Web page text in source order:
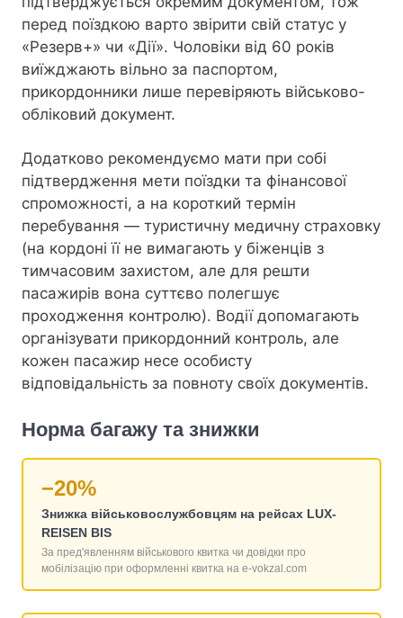
перед поїздкою варто звірити свій статус у
«Резерв+» чи «Дії». Чоловіки від 60 років
виїжджають вільно за паспортом,
прикордонники лише перевіряють військово-
обліковий документ.
Додатково рекомендуємо мати при собі
підтвердження мети поїздки та фінансової
спроможності, а на короткий термін
перебування — туристичну медичну страховку
(на кордоні її не вимагають у біженців з
тимчасовим захистом, але для решти
пасажирів вона суттєво полегшує
проходження контролю). Водії допомагають
організувати прикордонний контроль, але
кожен пасажир несе особисту
відповідальність за повноту своїх документів.
Норма багажу та знижки
−20%
Знижка військовослужбовцям на рейсах LUX-
REISEN BIS
За пред'явленням військового квитка чи довідки про
мобілізацію при оформленні квитка на e-vokzal.com